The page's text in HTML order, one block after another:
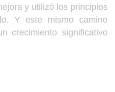
y utilizó los principios
Y este mismo camino
crecimiento significativo